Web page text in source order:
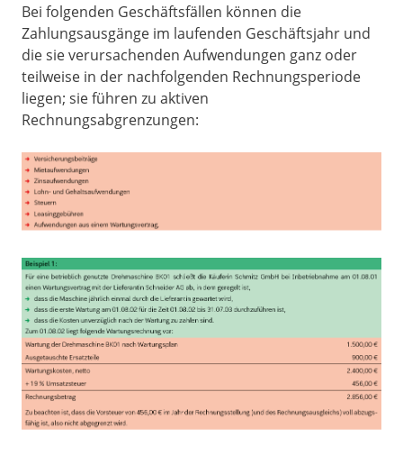
Bei folgenden Geschäftsfällen können die
Zahlungsausgänge im laufenden Geschäftsjahr und
die sie verursachenden Aufwendungen ganz oder
teilweise in der nachfolgenden Rechnungsperiode
liegen; sie führen zu aktiven
Rechnungsabgrenzungen: